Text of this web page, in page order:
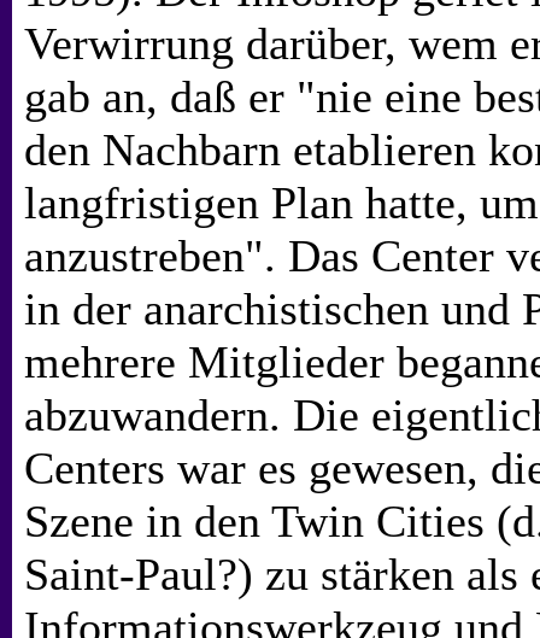
Verwirrung darüber, wem
gab an, daß er "nie eine
den Nachbarn etablieren
langfristigen Plan hatte,
anzustreben". Das Center
in der anarchistischen und
mehrere Mitglieder
abzuwandern. Die
Centers war es gewesen,
Szene in den Twin Cities
Saint-Paul?) zu stärken
Informationswerkzeug und